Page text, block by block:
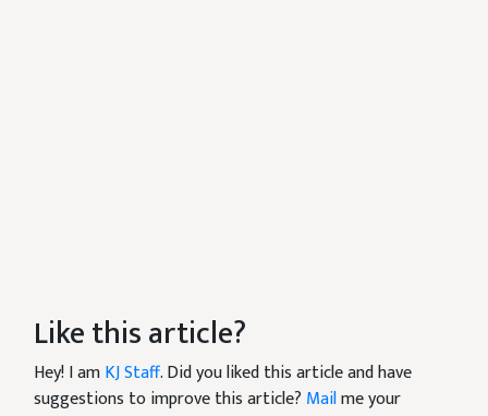
Like this article?
Hey! I amKJ Staff. Did you liked this article and have
suggestions to improve this article? Mailme your